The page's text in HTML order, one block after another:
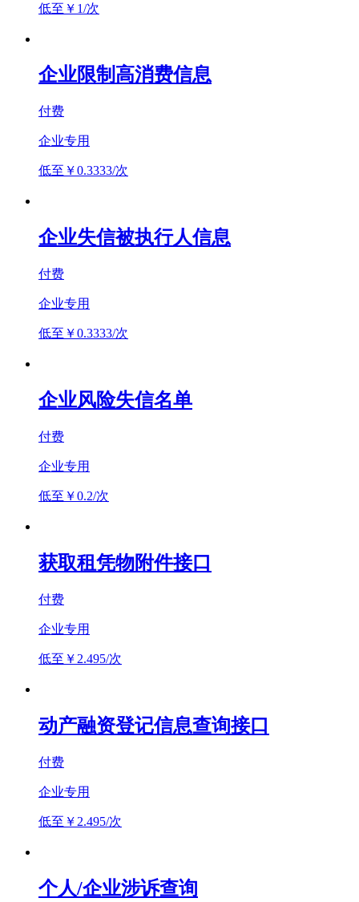
低至￥1/次
企业限制高消费信息
付费
企业专用
低至￥0.3333/次
企业失信被执行人信息
付费
企业专用
低至￥0.3333/次
企业风险失信名单
付费
企业专用
低至￥0.2/次
获取租凭物附件接口
付费
企业专用
低至￥2.495/次
动产融资登记信息查询接口
付费
企业专用
低至￥2.495/次
个人/企业涉诉查询